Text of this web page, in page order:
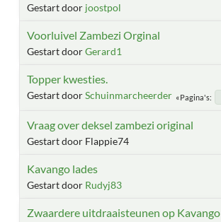
Gestart door joostpol
Voorluivel Zambezi Orginal
Gestart doorGerard1
Topper kwesties.
Gestart doorSchuinmarcheerder Pagina's
Vraag over deksel zambezi original
Gestart door Flappie74
Kavango lades
Gestart door Rudyj83
Zwaardere uitdraaisteunen op Kavango